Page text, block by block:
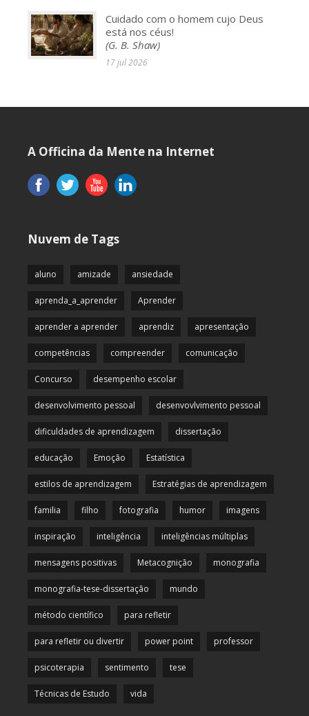
Cuidado com o homem cujo Deus
está nos céus!
(G. B. Shaw)
17 jul 2026
A Officina da Mente na Internet
Nuvem de Tags
aluno amizade ansiedade
aprenda_a_aprender Aprender
aprender a aprender aprendiz apresentação
competências compreender comunicação
Concurso desempenho escolar
desenvolvimento pessoal desenvovlvimento pessoal
dificuldades de aprendizagem dissertação
educação Emoção Estatística
estilos de aprendizagem Estratégias de aprendizagem
familia filho fotografia humor imagens
inspiração inteligência inteligências múltiplas
mensagens positivas Metacognição monografia
monografia-tese-dissertação mundo
método científico para refletir
para refletir ou divertir power point professor
psicoterapia sentimento tese
Técnicas de Estudo vida